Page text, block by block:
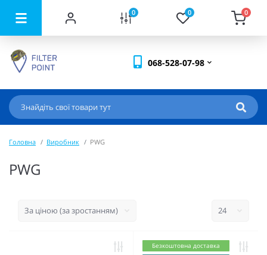
0 0 0
068-528-07-98
Головна Виробник PWG
PWG
Безкоштовна доставка